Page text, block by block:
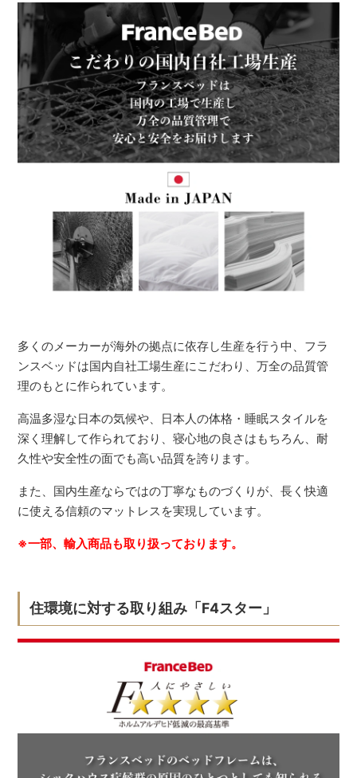
多くのメーカーが海外の拠点に依存し生産を行う中、フラ
ンスベッドは国内自社工場生産にこだわり、万全の品質管
理のもとに作られています。
高温多湿な日本の気候や、日本人の体格・睡眠スタイルを
深く理解して作られており、寝心地の良さはもちろん、耐
久性や安全性の面でも高い品質を誇ります。
また、国内生産ならではの丁寧なものづくりが、長く快適
に使える信頼のマットレスを実現しています。
※一部、輸入商品も取り扱っております。
住環境に対する取り組み「F4スター」